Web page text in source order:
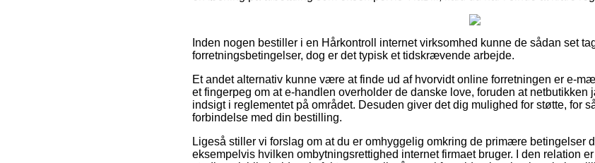
Inden nogen bestiller i en Hårkontroll internet virksomhed kunne de sådan set
forretningsbetingelser, dog er det typisk et tidskrævende arbejde.
Et andet alternativ kunne være at finde ud af hvorvidt online forretningen er e-
et fingerpeg om at e-handlen overholder de danske love, foruden at
indsigt i reglementet på området. Desuden giver det dig mulighed for støtte, for
forbindelse med din bestilling.
Ligeså stiller vi forslag om at du er omhyggelig omkring de primære betingelser
eksempelvis hvilken ombytningsrettighed internet firmaet bruger. I den relation